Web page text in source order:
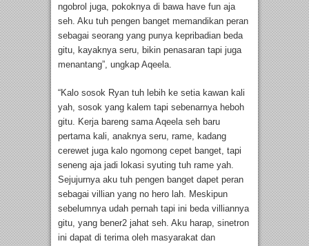
ngobrol juga, pokoknya di bawa have fun aja
seh. Aku tuh pengen banget memandikan peran
sebagai seorang yang punya kepribadian beda
gitu, kayaknya seru, bikin penasaran tapi juga
menantang”, ungkap Aqeela.
“Kalo sosok Ryan tuh lebih ke setia kawan kali
yah, sosok yang kalem tapi sebenarnya heboh
gitu. Kerja bareng sama Aqeela seh baru
pertama kali, anaknya seru, rame, kadang
cerewet juga kalo ngomong cepet banget, tapi
seneng aja jadi lokasi syuting tuh rame yah.
Sejujurnya aku tuh pengen banget dapet peran
sebagai villian yang no hero lah. Meskipun
sebelumnya udah pernah tapi ini beda villiannya
gitu, yang bener2 jahat seh. Aku harap, sinetron
ini dapat di terima oleh masyarakat dan